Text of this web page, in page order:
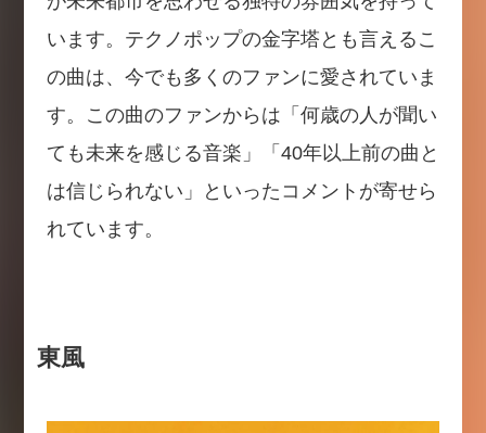
います。テクノポップの金字塔とも言えるこ
の曲は、今でも多くのファンに愛されていま
す。この曲のファンからは「何歳の人が聞い
ても未来を感じる音楽」「40年以上前の曲と
は信じられない」といったコメントが寄せら
れています。
東風